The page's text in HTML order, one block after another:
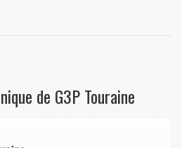
de G3P Touraine